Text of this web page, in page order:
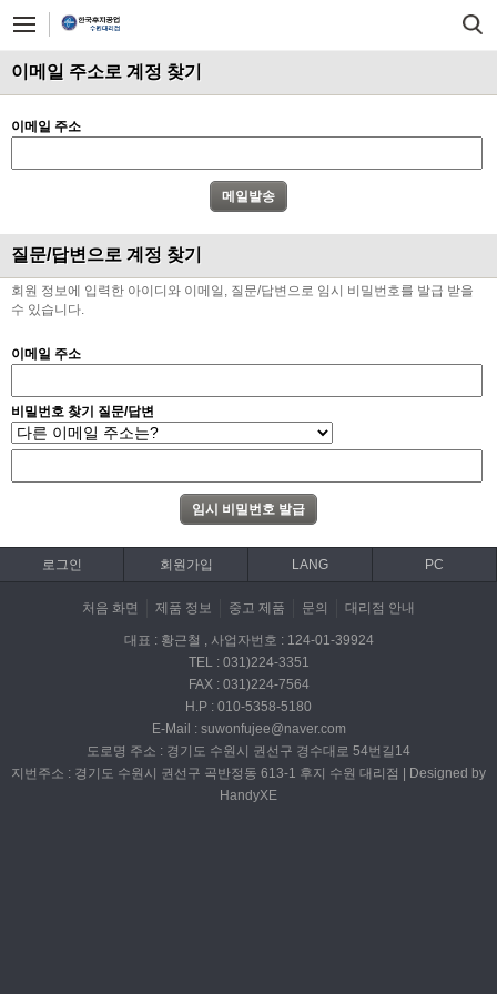
이메일 주소로 계정 찾기
이메일 주소
질문/답변으로 계정 찾기
회원 정보에 입력한 아이디와 이메일, 질문/답변으로 임시 비밀번호를 발급 받을
수 있습니다.
이메일 주소
비밀번호 찾기 질문/답변
로그인 회원가입 LANG PC
처음 화면 제품 정보 중고 제품 문의 대리점 안내
대표 : 황근철 , 사업자번호 : 124-01-39924
TEL : 031)224-3351
FAX : 031)224-7564
H.P : 010-5358-5180
E-Mail : suwonfujee@naver.com
도로명 주소 : 경기도 수원시 권선구 경수대로 54번길14
지번주소 : 경기도 수원시 권선구 곡반정동 613-1 후지 수원 대리점 | Designed by
HandyXE